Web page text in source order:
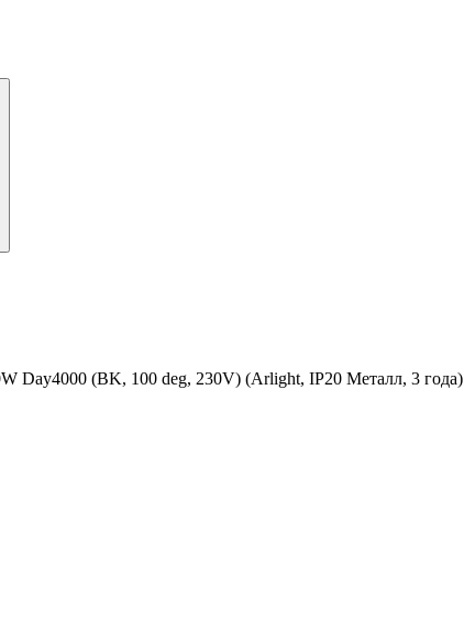
Day4000 (BK, 100 deg, 230V) (Arlight, IP20 Металл, 3 года)